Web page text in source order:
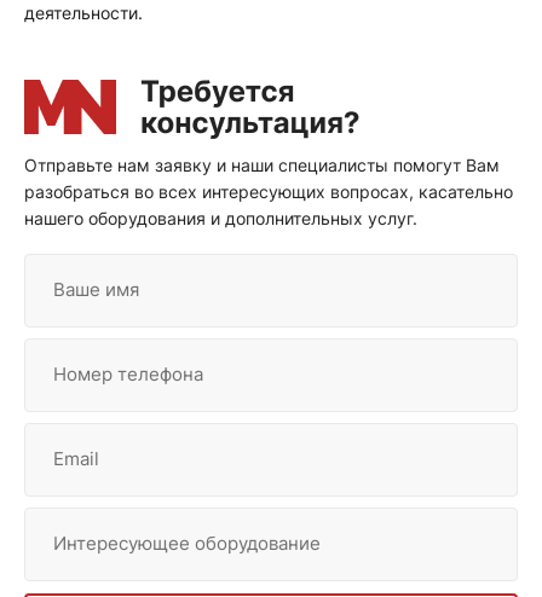
деятельности.
Отправьте нам заявку и наши специалисты помогут Вам
разобраться во всех интересующих вопросах, касательно
нашего оборудования и дополнительных услуг.
Ваше имя
Номер телефона
Email
Интересующее оборудование